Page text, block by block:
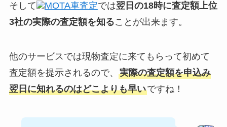
そして MOTA車査定では翌日の18時に査定額上位
3社の実際の査定額を知ることが出来ます。
他のサービスでは現物査定に来てもらって初めて
査定額を提示されるので、 実際の査定額を申込み
翌日に知れるのはどこよりも早いですね！